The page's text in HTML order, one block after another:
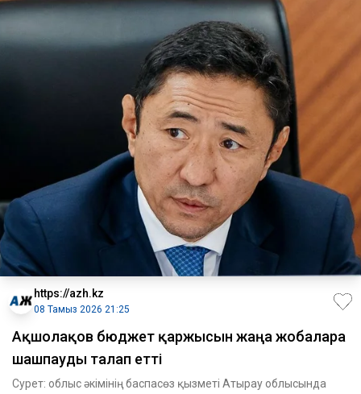
https://azh.kz
08 Тамыз 2026 21:25
Ақшолақов бюджет қаржысын жаңа жобаларға
шашпауды талап етті
Сурет: облыс әкімінің баспасөз қызметі Атырау облысында